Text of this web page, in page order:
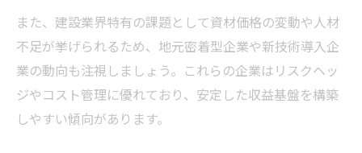
建設業投資が高収入につながる理由とは
収益性の高い建設業分野を見極める視点
神奈川県の建設業で収入アップを狙う戦略
高年収を目指す建設業投資のポイント
建設業界の安定収入と投資の魅力
また、建設業界特有の課題として資材価格の変動や人材
不足が挙げられるため、地元密着型企業や新技術導入企
業の動向も注視しましょう。これらの企業はリスクヘッ
ジやコスト管理に優れており、安定した収益基盤を構築
しやすい傾向があります。